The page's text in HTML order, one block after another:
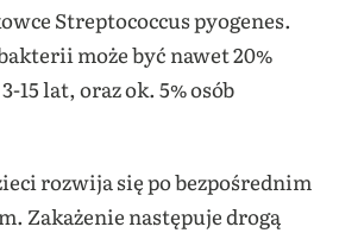
Streptococcus pyogenes.
może być nawet 20%
15 lat, oraz ok. 5% osób
rozwija się po bezpośrednim
Zakażenie następuje drogą